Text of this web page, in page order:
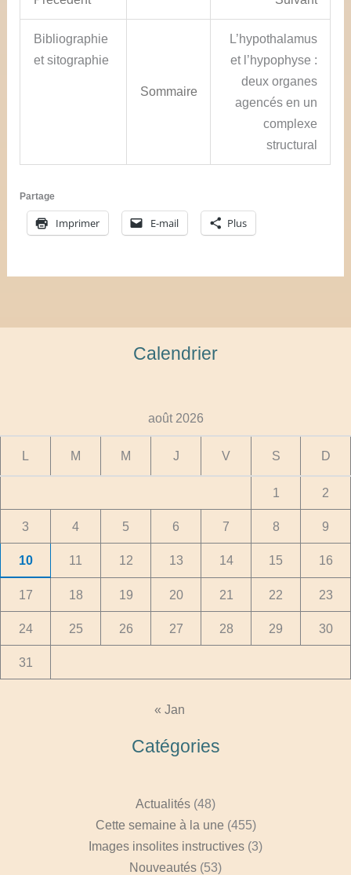
Bibliographie
et sitographie
Sommaire
L’hypothalamus
et l’hypophyse :
deux organes
agencés en un
complexe
structural
Partage
Imprimer E-mail Plus
Calendrier
août 2026
L M M J V S D
1 2
3 4 5 6 7 8 9
10 11 12 13 14 15 16
17 18 19 20 21 22 23
24 25 26 27 28 29 30
31
« Jan
Catégories
Actualités (48)
Cette semaine à la une (455)
Images insolites instructives (3)
Nouveautés (53)